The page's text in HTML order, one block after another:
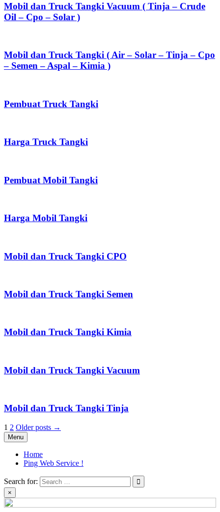
Mobil dan Truck Tangki Vacuum ( Tinja – Crude
Oil – Cpo – Solar )
Mobil dan Truck Tangki ( Air – Solar – Tinja – Cpo
– Semen – Aspal – Kimia )
Pembuat Truck Tangki
Harga Truck Tangki
Pembuat Mobil Tangki
Harga Mobil Tangki
Mobil dan Truck Tangki CPO
Mobil dan Truck Tangki Semen
Mobil dan Truck Tangki Kimia
Mobil dan Truck Tangki Vacuum
Mobil dan Truck Tangki Tinja
Posts
pagination
1 2 Older posts →
Menu
Home
Ping Web Service !
Search for:
×